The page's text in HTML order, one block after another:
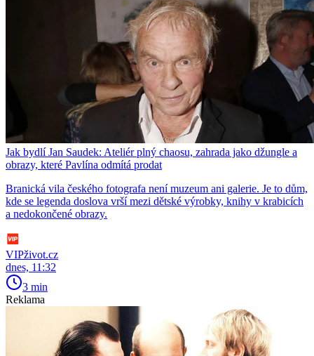
Jak bydlí Jan Saudek: Ateliér plný chaosu, zahrada jako džungle a
obrazy, které Pavlína odmítá prodat
Branická vila českého fotografa není muzeum ani galerie. Je to dům,
kde se legenda doslova vrší mezi dětské výrobky, knihy v krabicích
a nedokončené obrazy.
VIPživot.cz
dnes, 11:32
3 min
Reklama